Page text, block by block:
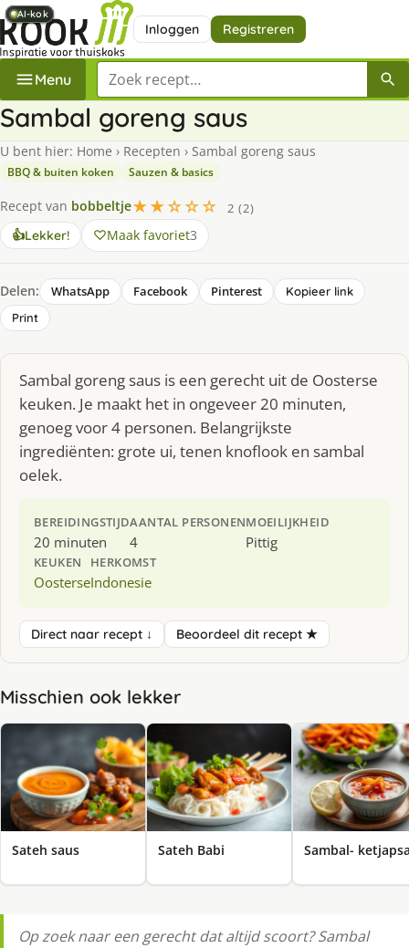
Inloggen Registreren
Menu Zoek een recept
Sambal goreng saus
U bent hier: Home › Recepten › Sambal goreng saus
BBQ & buiten koken Sauzen & basics
Recept van bobbeltje★★☆☆☆
2 (2)
👍Lekker! Maak favoriet3
Delen: WhatsApp Facebook Pinterest
Kopieer link
Print
Sambal goreng saus is een gerecht uit de Oosterse
keuken. Je maakt het in ongeveer 20 minuten,
genoeg voor 4 personen. Belangrijkste
ingrediënten: grote ui, tenen knoflook en sambal
oelek.
BEREIDINGSTIJD
20 minuten
AANTAL PERSONEN
4
MOEILIJKHEID
Pittig
KEUKEN
Oosterse
HERKOMST
Indonesie
Direct naar recept ↓ Beoordeel dit recept ★
Misschien ook lekker
AI-kok
Sateh saus
AI-kok
Sateh Babi
AI-kok
Sambal-
AI-kok
AI-kok
AI-kok
Op zoek naar een gerecht dat altijd scoort? Sambal